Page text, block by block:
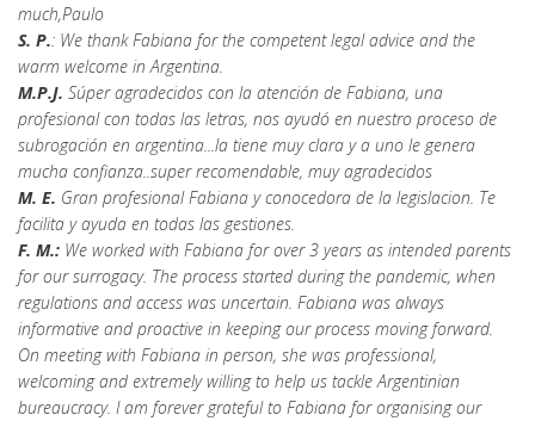
much,Paulo
S. P.: We thank Fabiana for the competent legal advice and the
warm welcome in Argentina.
M.P.J. Súper agradecidos con la atención de Fabiana, una
profesional con todas las letras, nos ayudó en nuestro proceso de
subrogación en argentina...la tiene muy clara y a uno le genera
mucha confianza..super recomendable, muy agradecidos
M. E. Gran profesional Fabiana y conocedora de la legislacion. Te
facilita y ayuda en todas las gestiones.
F. M.: We worked with Fabiana for over 3 years as intended parents
for our surrogacy. The process started during the pandemic, when
regulations and access was uncertain. Fabiana was always
informative and proactive in keeping our process moving forward.
On meeting with Fabiana in person, she was professional,
welcoming and extremely willing to help us tackle Argentinian
bureaucracy. I am forever grateful to Fabiana for organising our